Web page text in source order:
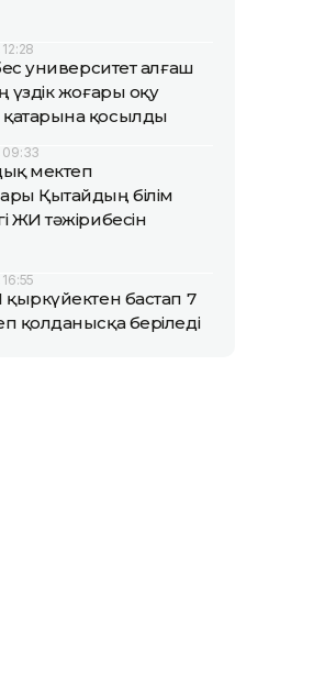
университет алғаш
үздік жоғары оқу
қосылды
09:33
мектеп
Қытайдың білім
ЖИ тәжірибесін
бастап 7
қолданысқа беріледі